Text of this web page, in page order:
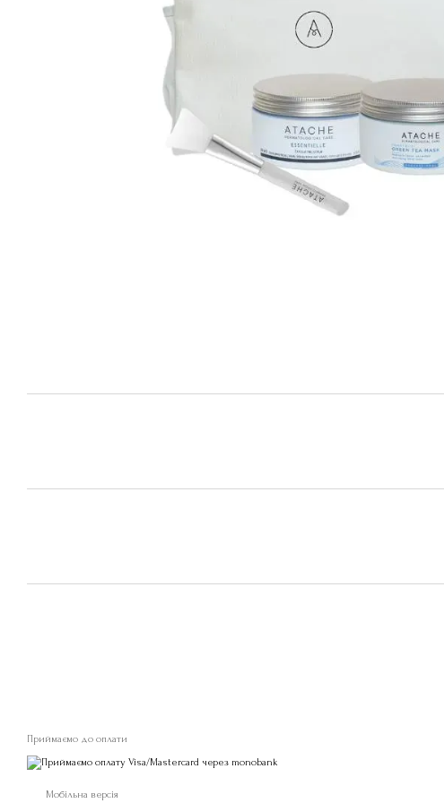
Приймаємо до оплати
Мобільна версія